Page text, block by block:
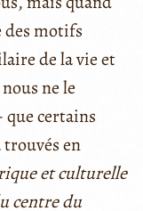
des motifs
de la vie et
ne le
que certains
en
et culturelle
centre du